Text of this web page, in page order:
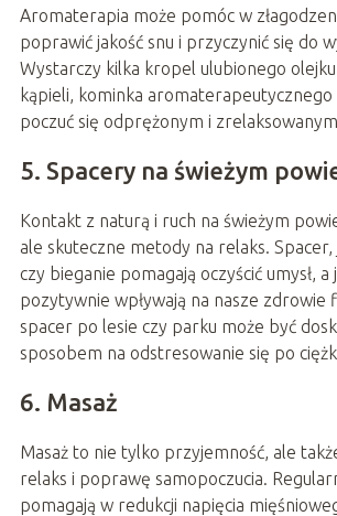
Aromaterapia może pomóc w
poprawić jakość snu i przyczynić się do
Wystarczy kilka kropel ulubionego
kąpieli, kominka aromaterapeutycznego
poczuć się odprężonym i
5. Spacery na świeżym
Kontakt z naturą i ruch na świeżym
ale skuteczne metody na relaks.
czy bieganie pomagają oczyścić umysł, a
pozytywnie wpływają na nasze zdrowie
spacer po lesie czy parku może być
sposobem na odstresowanie się po
6. Masaż
Masaż to nie tylko przyjemność, ale
relaks i poprawę samopoczucia.
pomagają w redukcji napięcia